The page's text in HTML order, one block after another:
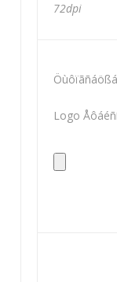
72dpi
Öùôïãñáößá
Logo